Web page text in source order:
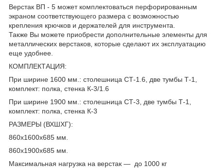
Верстак ВП - 5 может комплектоваться перфорированным
экраном соответствующего размера с возможностью
крепления крючков и держателей для инструмента.
Также Вы можете приобрести дополнительные элементы для
металлических верстаков, которые сделают их эксплуатацию
еще удобнее.
КОМПЛЕКТАЦИЯ:
При ширине 1600 мм.: столешница СТ-1.6, две тумбы Т-1,
комплект: полка, стенка К-3/1.6
При ширине 1900 мм.: столешница СТ-3, две тумбы Т-1,
комплект: полка, стенка К-3
РАЗМЕРЫ (ВХШХГ):
860х1600х685 мм.
860х1900х685 мм.
Максимальная нагрузка на верстак — до 1000 кг